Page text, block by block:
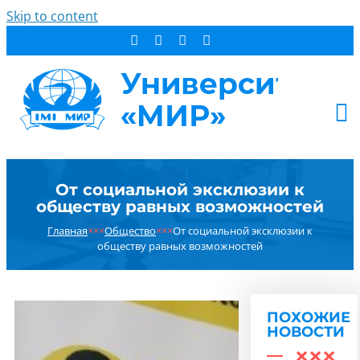
Skip to content
СТУДЕНТУ
ДОПОБРАЗОВАНИЕ
ОБ УНИВЕРСИТЕТЕ
НОВОСТИ
От социальной эксклюзии к
обществу равных возможностей
Главная×××Общество×××От социальной эксклюзии к
обществу равных возможностей
ПОХОЖИЕ
НОВОСТИ